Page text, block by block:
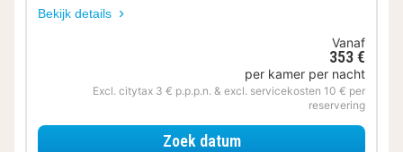
Bekijk details
Vanaf
353 €
per kamer per nacht
Excl. citytax 3 € p.p.p.n. & excl. servicekosten 10 € per
reservering
Zoek datumvoor Verblijf & Diner